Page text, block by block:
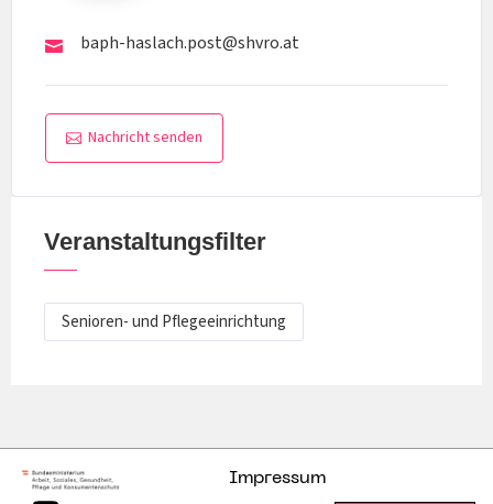
baph-haslach.post@shvro.at
Nachricht senden
Veranstaltungsfilter
Senioren- und Pflegeeinrichtung
Impressum